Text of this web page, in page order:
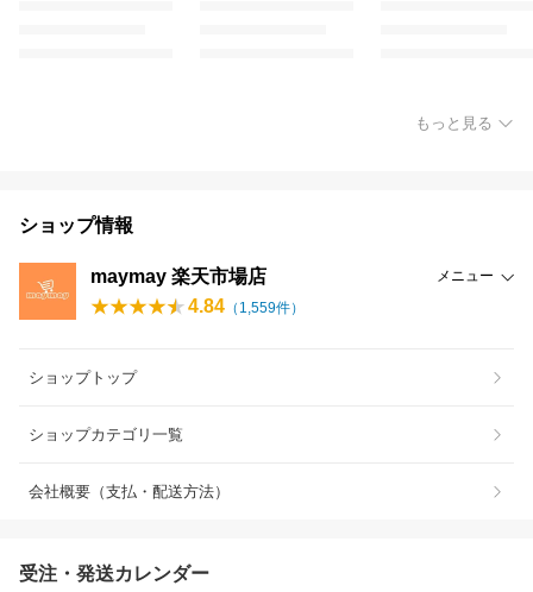
もっと見る
ショップ情報
maymay 楽天市場店 メニュー
4.84 （ 1,559件）
ショップトップ
ショップカテゴリ一覧
会社概要（支払・配送方法）
受注・発送カレンダー